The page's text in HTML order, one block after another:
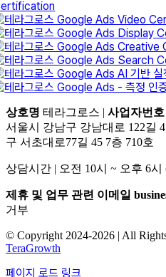
상호명 테라그로스 | 사업자번호
서울시 강남구 강남대로 122길
구 서초대로77길 45 7층 710호
상담시간 | 오전 10시 ~ 오후 6
제휴 및 업무 관련 이메일
거부
© Copyright 2024-2026 | All
TeraGrowth
페이지 로드 링크